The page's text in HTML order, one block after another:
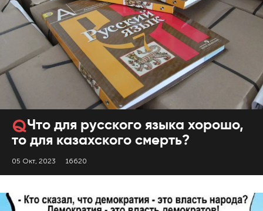
Что для русского языка хорошо,
то для казахского смерть?
05 Окт, 2023 16620